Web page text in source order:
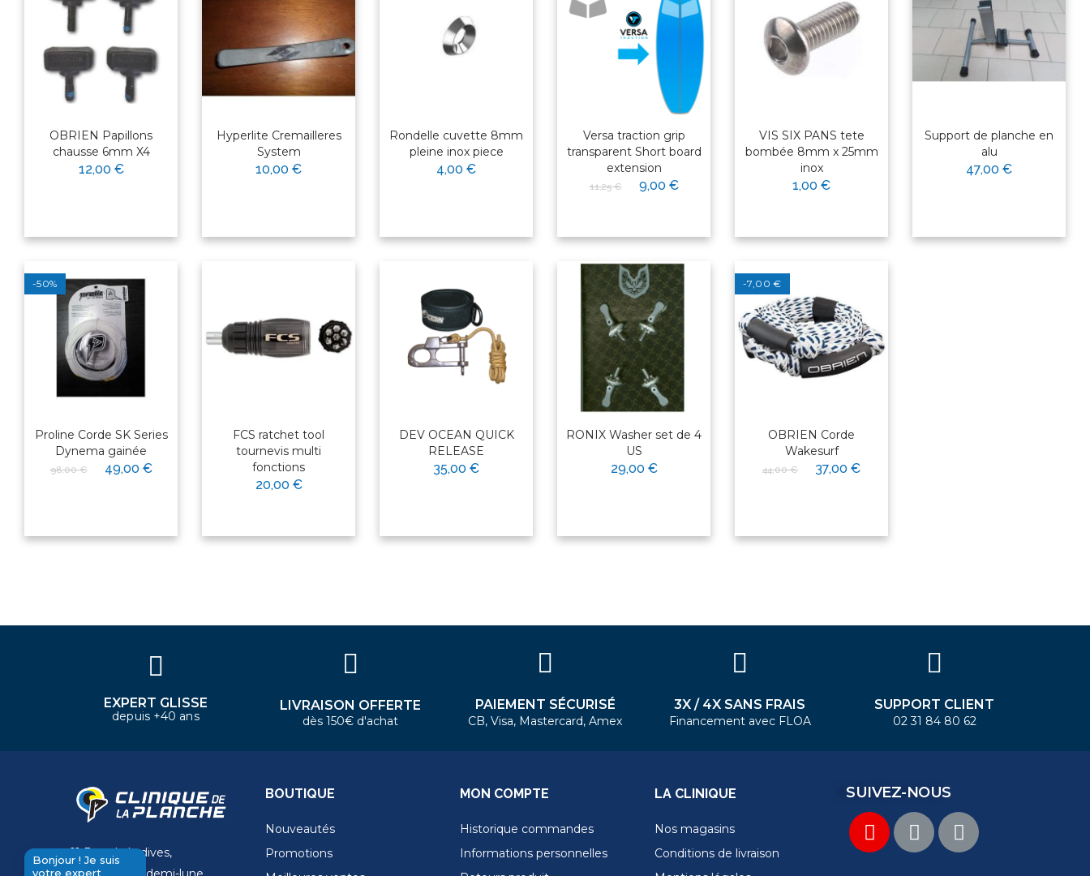
OBRIEN Papillons
chausse 6mm X4
12,00 €
Hyperlite Cremailleres
System
10,00 €
Rondelle cuvette 8mm
pleine inox piece
4,00 €
Versa traction grip
transparent Short board
extension
11,25 € 9,00 €
VIS SIX PANS tete
bombée 8mm x 25mm
inox
1,00 €
Support de planche en
alu
47,00 €
-50%
Proline Corde SK Series
Dynema gainée
98,00 € 49,00 €
FCS ratchet tool
tournevis multi
fonctions
20,00 €
DEV OCEAN QUICK
RELEASE
35,00 €
RONIX Washer set de 4
US
29,00 €
-7,00 €
OBRIEN Corde
Wakesurf
44,00 € 37,00 €
×
Bonjour ! Je suis
votre expert
EXPERT GLISSE
depuis +40 ans
LIVRAISON OFFERTE
dès 150€ d'achat
PAIEMENT SÉCURISÉ
CB, Visa, Mastercard, Amex
3X / 4X SANS FRAIS
Financement avec FLOA
SUPPORT CLIENT
02 31 84 80 62
11 Rue de la dives,
BOUTIQUE
Nouveautés
Promotions
MON COMPTE
Historique commandes
Informations personnelles
LA CLINIQUE
Nos magasins
Conditions de livraison
SUIVEZ-NOUS